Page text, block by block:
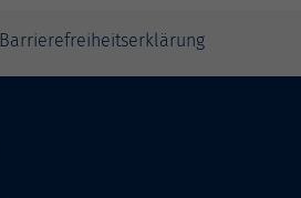
Barrierefreiheitserklärung